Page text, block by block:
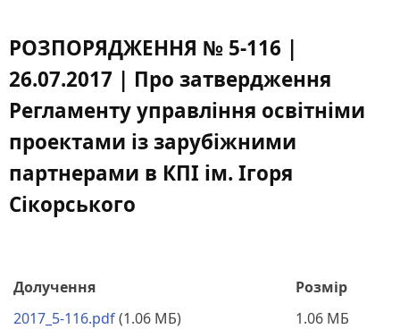
РОЗПОРЯДЖЕННЯ № 5-116 |
26.07.2017 | Про затвердження
Регламенту управління освітніми
проектами із зарубіжними
партнерами в КПІ ім. Ігоря
Сікорського
Долучення
Розмір
2017_5-116.pdf(1.06 МБ) 1.06 МБ